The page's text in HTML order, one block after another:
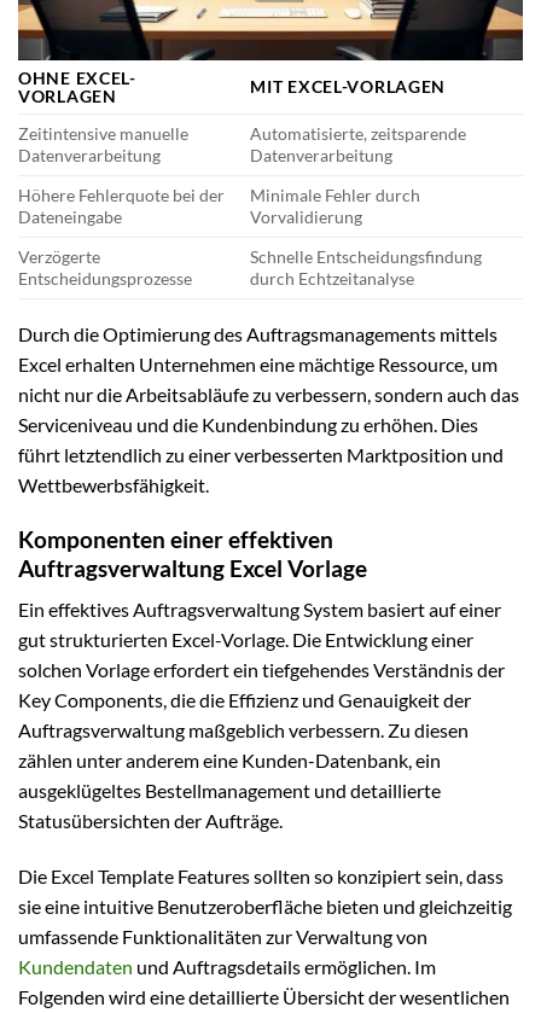
OHNE EXCEL-
VORLAGEN
MIT EXCEL-VORLAGEN
Zeitintensive manuelle
Datenverarbeitung
Automatisierte, zeitsparende
Datenverarbeitung
Höhere Fehlerquote bei der
Dateneingabe
Minimale Fehler durch
Vorvalidierung
Verzögerte
Entscheidungsprozesse
Schnelle Entscheidungsfindung
durch Echtzeitanalyse
Durch die Optimierung des Auftragsmanagements mittels
Excel erhalten Unternehmen eine mächtige Ressource, um
nicht nur die Arbeitsabläufe zu verbessern, sondern auch das
Serviceniveau und die Kundenbindung zu erhöhen. Dies
führt letztendlich zu einer verbesserten Marktposition und
Wettbewerbsfähigkeit.
Komponenten einer effektiven
Auftragsverwaltung Excel Vorlage
Ein effektives Auftragsverwaltung System basiert auf einer
gut strukturierten Excel-Vorlage. Die Entwicklung einer
solchen Vorlage erfordert ein tiefgehendes Verständnis der
Key Components, die die Effizienz und Genauigkeit der
Auftragsverwaltung maßgeblich verbessern. Zu diesen
zählen unter anderem eine Kunden-Datenbank, ein
ausgeklügeltes Bestellmanagement und detaillierte
Statusübersichten der Aufträge.
Die Excel Template Features sollten so konzipiert sein, dass
sie eine intuitive Benutzeroberfläche bieten und gleichzeitig
umfassende Funktionalitäten zur Verwaltung von
Kundendaten und Auftragsdetails ermöglichen. Im
Folgenden wird eine detaillierte Übersicht der wesentlichen